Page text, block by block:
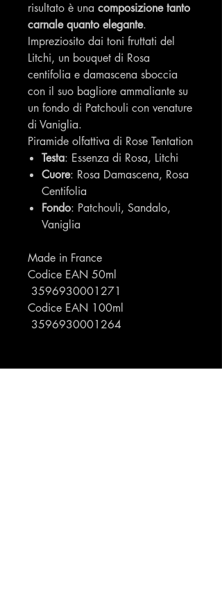
risultato è una composizione tanto
carnale quanto elegante.
Impreziosito dai toni fruttati del
Litchi, un bouquet di Rosa
centifolia e damascena sboccia
con il suo bagliore ammaliante su
un fondo di Patchouli con venature
di Vaniglia.
Piramide olfattiva di Rose Tentation
Testa: Essenza di Rosa, Litchi
Cuore: Rosa Damascena, Rosa
Centifolia
Fondo: Patchouli, Sandalo,
Vaniglia
Made in France
Codice EAN 50ml
3596930001271
Codice EAN 100ml
3596930001264